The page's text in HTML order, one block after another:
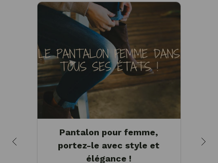
Pantalon pour femme,
portez-le avec style et
élégance !